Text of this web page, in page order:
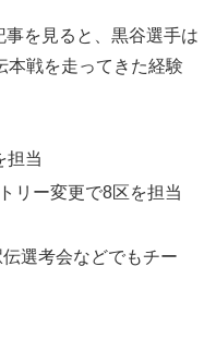
を見ると、黒谷選手は
本戦を走ってきた経験
担当
リー変更で8区を担当
選考会などでもチー